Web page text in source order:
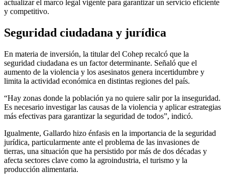
actualizar el marco legal vigente para garantizar un servicio eficiente
y competitivo.
Seguridad ciudadana y jurídica
En materia de inversión, la titular del Cohep recalcó que la
seguridad ciudadana es un factor determinante. Señaló que el
aumento de la violencia y los asesinatos genera incertidumbre y
limita la actividad económica en distintas regiones del país.
“Hay zonas donde la población ya no quiere salir por la inseguridad.
Es necesario investigar las causas de la violencia y aplicar estrategias
más efectivas para garantizar la seguridad de todos”, indicó.
Igualmente, Gallardo hizo énfasis en la importancia de la seguridad
jurídica, particularmente ante el problema de las invasiones de
tierras, una situación que ha persistido por más de dos décadas y
afecta sectores clave como la agroindustria, el turismo y la
producción alimentaria.